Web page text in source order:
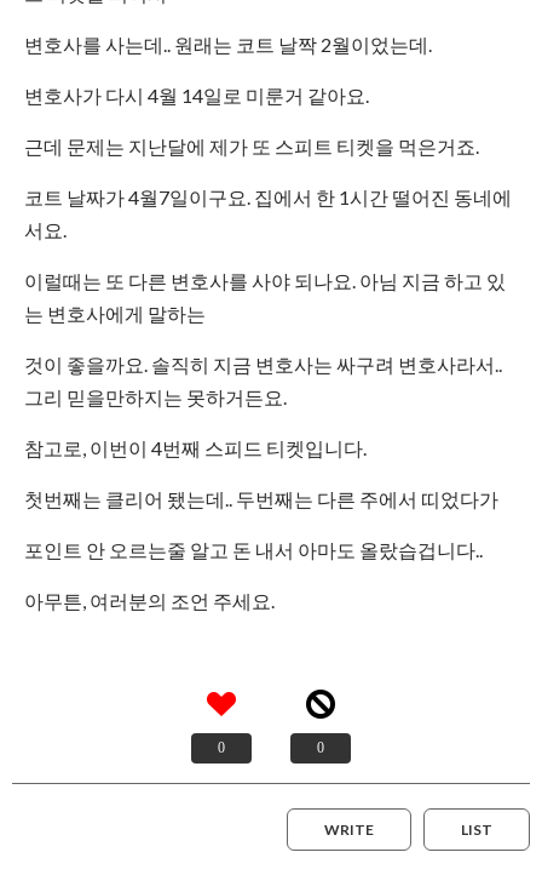
변호사를 사는데.. 원래는 코트 날짝 2월이었는데.
변호사가 다시 4월 14일로 미룬거 같아요.
근데 문제는 지난달에 제가 또 스피트 티켓을 먹은거죠.
코트 날짜가 4월7일이구요. 집에서 한 1시간 떨어진 동네에
서요.
이럴때는 또 다른 변호사를 사야 되나요. 아님 지금 하고 있
는 변호사에게 말하는
것이 좋을까요. 솔직히 지금 변호사는 싸구려 변호사라서..
그리 믿을만하지는 못하거든요.
참고로, 이번이 4번째 스피드 티켓입니다.
첫번째는 클리어 됐는데.. 두번째는 다른 주에서 띠었다가
포인트 안 오르는줄 알고 돈 내서 아마도 올랐습겁니다..
아무튼, 여러분의 조언 주세요.
0 0
LIST
WRITE